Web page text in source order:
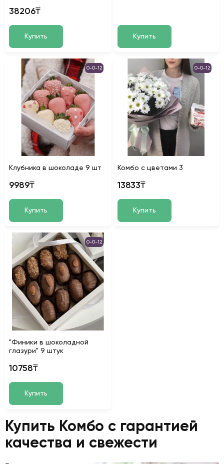
38206₸
Купить Купить
0-0-12
Клубника в шоколаде 9 шт
9989₸
Купить
0-0-12
Комбо с цветами 3
13833₸
Купить
0-0-12
"Финики в шоколадной
глазури" 9 штук
10758₸
Купить
Купить Комбо с гарантией
качества и свежести